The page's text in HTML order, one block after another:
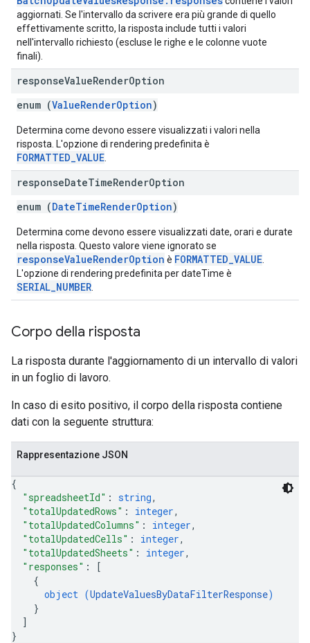
aggiornati. Se l'intervallo da scrivere era più grande di quello
effettivamente scritto, la risposta include tutti i valori
nell'intervallo richiesto (escluse le righe e le colonne vuote
finali).
responseValueRenderOption
enum (ValueRenderOption)
Determina come devono essere visualizzati i valori nella
risposta. L'opzione di rendering predefinita è
FORMATTED_VALUE
responseDateTimeRenderOption
enum (DateTimeRenderOption)
Determina come devono essere visualizzati date, orari e durate
nella risposta. Questo valore viene ignorato se
responseValueRenderOption è FORMATTED_VALUE
L'opzione di rendering predefinita per dateTime è
SERIAL_NUMBER
Corpo della risposta
La risposta durante l'aggiornamento di un intervallo di valori
in un foglio di lavoro.
In caso di esito positivo, il corpo della risposta contiene
dati con la seguente struttura:
Rappresentazione JSON
{
"spreadsheetId" : string,
"totalUpdatedRows" : integer,
"totalUpdatedColumns" : integer,
"totalUpdatedCells" : integer,
"totalUpdatedSheets" : integer,
"responses" :
[
{
object (UpdateValuesByDataFilterResponse)
}
]
}